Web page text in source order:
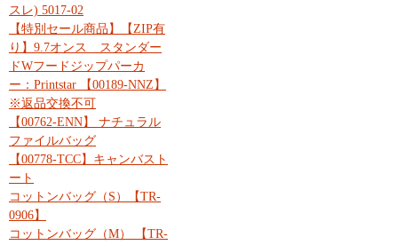
スレ) 5017-02
【特別セール商品】【ZIP有
り】9.7オンス スタンダー
ドWフードジップパーカ
ー：Printstar 【00189-NNZ】
※返品交換不可
【00762-ENN】 ナチュラル
ファイルバッグ
【00778-TCC】キャンバスト
ート
コットンバッグ（S）【TR-
0906】
コットンバッグ（M） 【TR-